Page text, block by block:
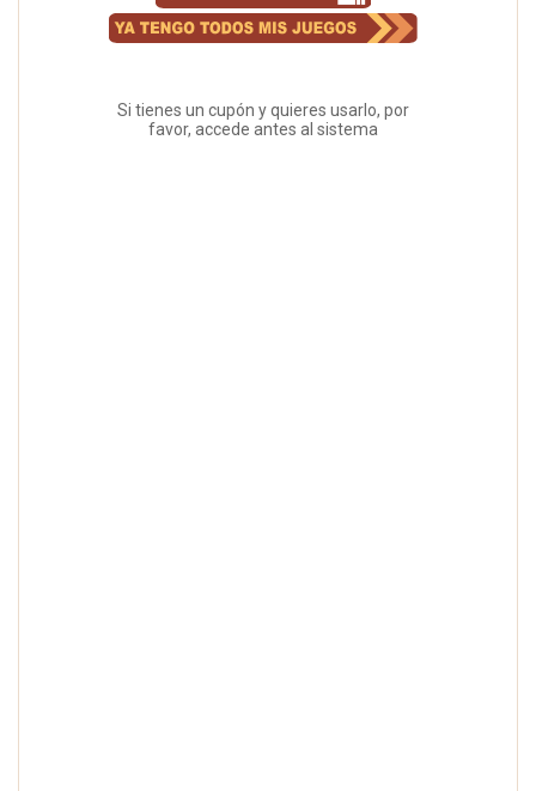
Si tienes un cupón y quieres usarlo, por
favor, accede antes al sistema